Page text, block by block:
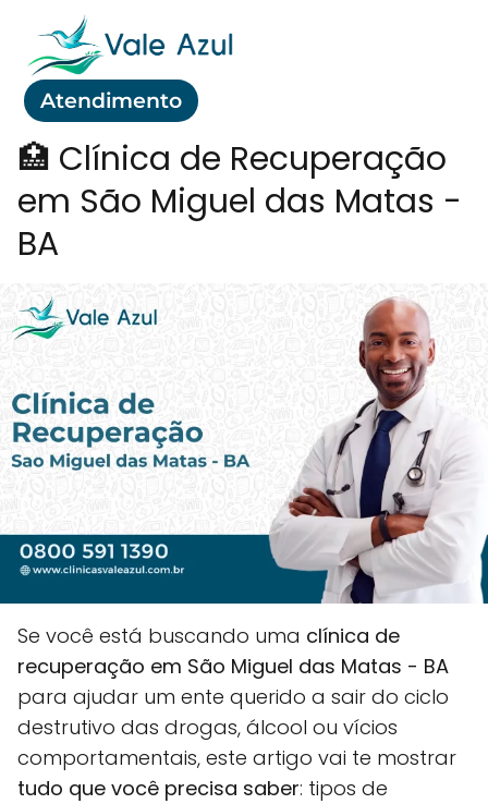
Atendimento
🏥 Clínica de Recuperação
em São Miguel das Matas -
BA
Se você está buscando uma clínica de
recuperação em São Miguel das Matas - BA
para ajudar um ente querido a sair do ciclo
destrutivo das drogas, álcool ou vícios
comportamentais, este artigo vai te mostrar
tudo que você precisa saber: tipos de